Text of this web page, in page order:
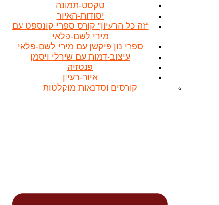
טקסט-תמונה
יסודות-האיור
“זה כל הרעיון” קורס ספרי קונספט עם
מירי לשם-פלאי
ספרי נון פיקשן עם מירי לשם-פלאי
עיצוב-דמות עם שירלי ויסמן
פנטזיה
איור-רעיון
קורסים וסדנאות מוקלטות